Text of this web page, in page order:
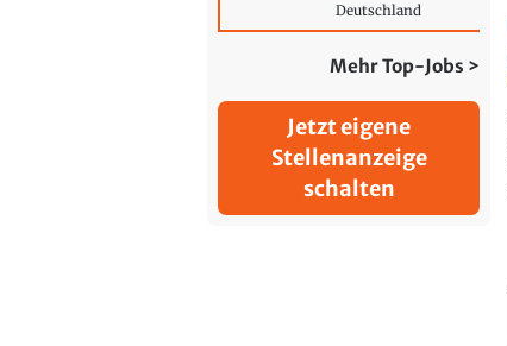
Deutschland
Mehr Top-Jobs >
Jetzt eigene
Stellenanzeige
schalten